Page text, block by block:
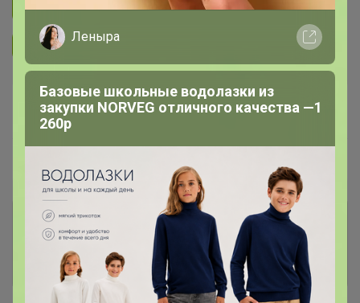
Подписаться на закупку 4.4K
Подписаться на организатора
В архиве Собрано
100 %
Комментарии к лотам 7.4K
Отзывы участников 36.9K
Леныра
Базовые школьные водолазки из
закупки NORVEG отличного качества —1
260р